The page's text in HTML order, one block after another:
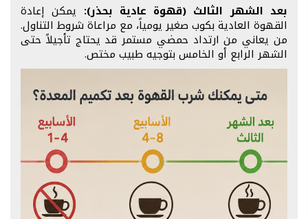
بعد الشهر الثالث (قهوة عادية بحذر): يمكن إعادة
القهوة العادية بكوب صغير يومياً، مع مراعاة شروط التناول.
من يعاني من ارتداد حمضي مستمر قد يحتاج تأجيلاً حتى
الشهر الرابع أو الخامس بتوجيه طبيب مختص.